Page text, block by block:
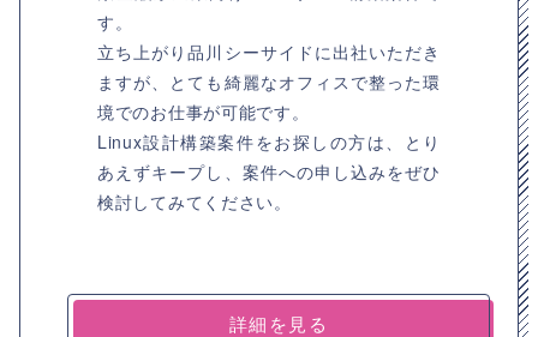
す。
立ち上がり品川シーサイドに出社いただき
ますが、とても綺麗なオフィスで整った環
境でのお仕事が可能です。
Linux設計構築案件をお探しの方は、とり
あえずキープし、案件への申し込みをぜひ
検討してみてください。
詳細を見る